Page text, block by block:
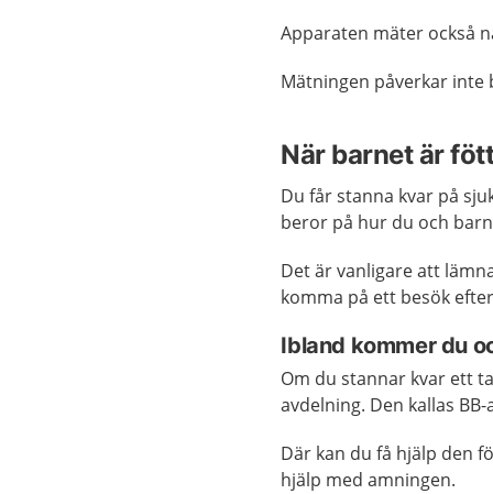
Apparaten mäter också
Mätningen påverkar inte
När barnet är
Du får stanna kvar på
beror på hur du och
Det är vanligare att
komma på ett besök
Ibland kommer du
Om du stannar kvar ett
avdelning. Den kallas
Där kan du få hjälp den
hjälp med amningen.